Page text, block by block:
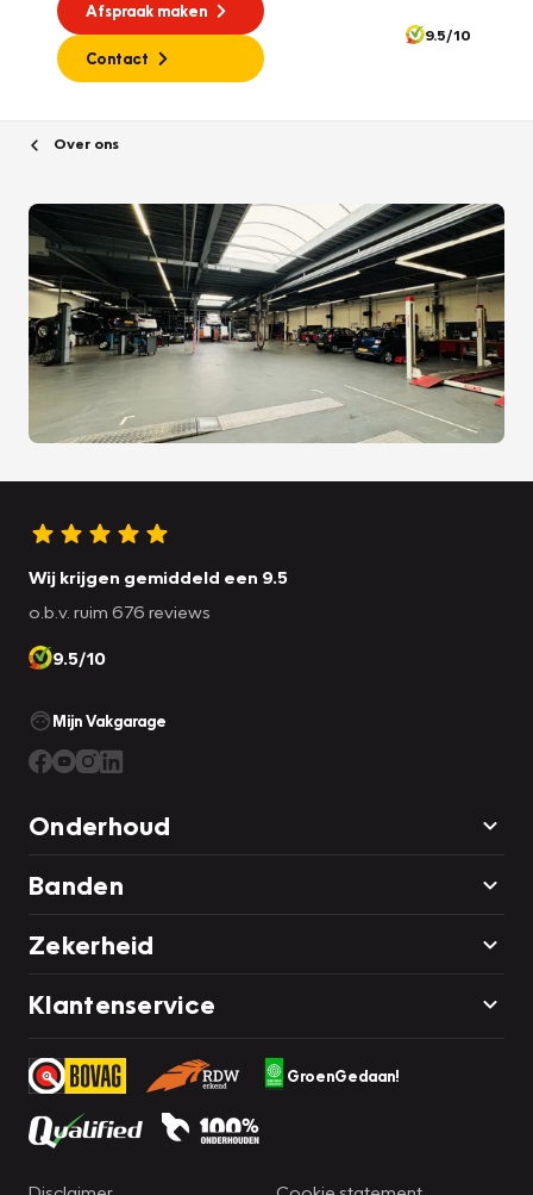
Afspraak maken
Contact
9.5/10
Over ons
Wij krijgen gemiddeld een 9.5
o.b.v. ruim 676 reviews
9.5/10
Mijn Vakgarage
Onderhoud
Banden
Zekerheid
Klantenservice
GroenGedaan!